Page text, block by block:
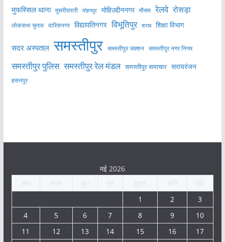
मुफस्सिल थाना मुसरीघरारी मोहनपुर मोहिउद्दीननगर मौसम रेलवे रोसड़ा
लोकसभा चुनाव वारिसनगर विद्यापतिनगर विभूतिपुर शराब शिक्षा विभाग
सदर अस्पताल समस्तीपुर समस्तीपुर जंक्शन समस्तीपुर नगर निगम
समस्तीपुर पुलिस समस्तीपुर रेल मंडल समस्तीपुर समाचार सरायरंजन
हसनपुर
मई 2026
1
2
3
4
5 6 7 8 9
10
11
12 13 14 15 16 17